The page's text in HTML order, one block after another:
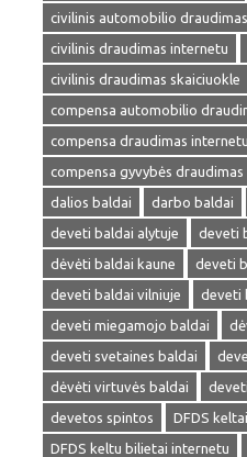
civilinis automobilio draudimas
civilinis draudimas internetu
civilinis draudimas skaiciuokle
compensa automobilio
compensa draudimas internetu
compensa gyvybės draudimas
dalios baldai
darbo baldai
deveti baldai alytuje
deveti
dėvėti baldai kaune
deveti
deveti baldai vilniuje
deveti
deveti miegamojo baldai
deveti svetaines baldai
dėvėti virtuvės baldai
devetos spintos
DFDS keltai
DFDS keltu bilietai internetu